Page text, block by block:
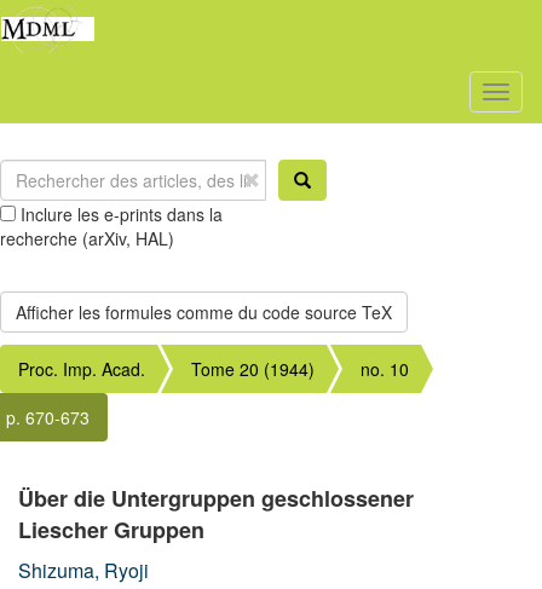
Inclure les e-prints dans la
recherche (arXiv, HAL)
Proc. Imp. Acad. Tome 20 (1944)
no. 10
p. 670-673
Über die Untergruppen geschlossener
Liescher Gruppen
Shizuma, Ryoji